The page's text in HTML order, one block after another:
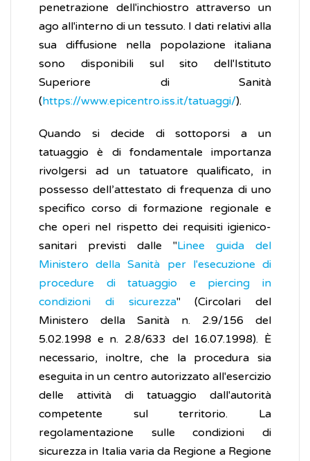
penetrazione dell'inchiostro attraverso un
ago all'interno di un tessuto. I dati relativi alla
sua diffusione nella popolazione italiana
sono disponibili sul sito dell'Istituto
Superiore di Sanità
(https://www.epicentro.iss.it/tatuaggi/).
Quando si decide di sottoporsi a un
tatuaggio è di fondamentale importanza
rivolgersi ad un tatuatore qualificato, in
possesso dell’attestato di frequenza di uno
specifico corso di formazione regionale e
che operi nel rispetto dei requisiti igienico-
sanitari previsti dalle "Linee guida del
Ministero della Sanità per l'esecuzione di
procedure di tatuaggio e piercing in
condizioni di sicurezza" (Circolari del
Ministero della Sanità n. 2.9/156 del
5.02.1998 e n. 2.8/633 del 16.07.1998). È
necessario, inoltre, che la procedura sia
eseguita in un centro autorizzato all'esercizio
delle attività di tatuaggio dall'autorità
competente sul territorio. La
regolamentazione sulle condizioni di
sicurezza in Italia varia da Regione a Regione